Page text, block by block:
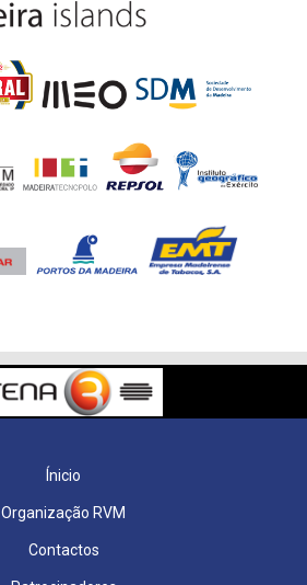
Ínicio
Organização RVM
Contactos